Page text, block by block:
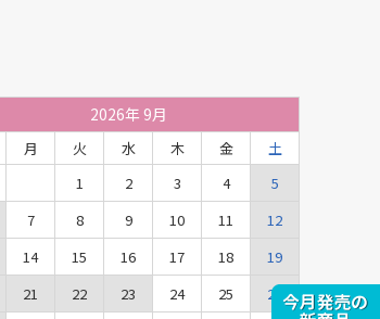
2026年 9月
月 火 水 木 金
土
1
2 3 4
5
7 8 9 10 11
12
14 15 16 17 18
19
21 22 23 24 25 26